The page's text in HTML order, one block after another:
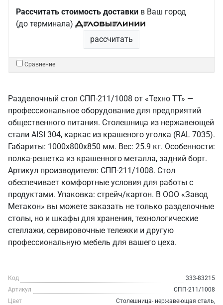
Рассчитать стоимость доставки в Ваш город
(до терминала)
рассчитать
Сравнение
Разделочный стол СПП-211/1008 от «Техно ТТ» —
профессиональное оборудование для предприятий
общественного питания. Столешница из нержавеющей
стали AISI 304, каркас из крашеного уголка (RAL 7035).
Габариты: 1000x800x850 мм. Вес: 25.9 кг. Особенности:
полка-решетка из крашенного металла, задний борт.
Артикул производителя: СПП-211/1008. Стол
обеспечивает комфортные условия для работы с
продуктами. Упаковка: стрейч/картон. В ООО «Завод
Метакон» вы можете заказать не только разделочные
столы, но и шкафы для хранения, технологические
стеллажи, сервировочные тележки и другую
профессиональную мебель для вашего цеха.
Код
333-83215
Артикул
СПП-211/1008
Цвет
Столешница- нержавеющая сталь,